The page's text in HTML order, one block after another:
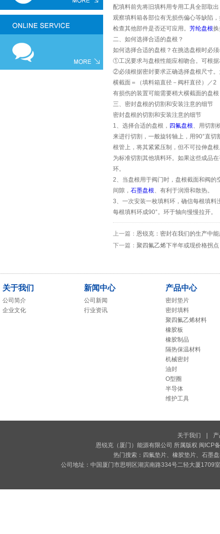
配填料前先将旧填料用专用工具全部取
观察填料箱各部位有无损伤偏心等缺陷
检查其他部件是否还可应用。 芳纶盘根
二、如何选择合适的盘根？
如何选择合适的盘根？在挑选盘根时必
①工况要求与盘根性能应相吻合。可根
②必须根据密封要求正确选择盘根尺寸
横截面＝（填料箱直径－阀杆直径）／2
有损伤的装置可能需要稍大横截面的盘
三、密封盘根的切割和安装注意的细节
密封盘根的切割和安装注意的细节
1、选择合适的盘根， 四氟盘根、用切割
来进行切割，一般旋转轴上，用90°直
根管上，将其紧紧压制，但不可拉伸盘
为标准切割其他填料环。如果这些成品
环。
2、当盘根用于阀门时，盘根截面和阀
间隙， 石墨盘根、有利于润滑和散热。
3、一次安装一枚填料环，确信每根填料
每根填料环成90°。环于轴向慢慢拉开。
上一篇： 恩锐克：密封在我们的生产中
下一篇： 聚四氟乙烯下半年或现价格拐点
关于我们
公司简介
企业文化
新闻中心
公司新闻
行业资讯
产品中心
密封垫片
密封填料
聚四氟乙烯材料
橡胶板
橡胶制品
隔热保温材料
机械密封
油封
O型圈
半导体
维护工具
关于我们
恩锐克（厦门）能源有限公司 所属版权 闽ICP
热门搜索： 四氟垫片、 橡胶垫片、 石墨
公司地址：中国厦门市思明区湖滨南路334号二轻大厦